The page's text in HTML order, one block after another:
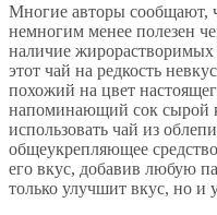
Многие авторы сообщают,
немногим менее полезен
наличие
этот чай на редкость
похожий на цвет
напоминающий сок сырой
использовать чай из
общеукрепляющее
его вкус, добавив любую
только улучшит вкус, но и